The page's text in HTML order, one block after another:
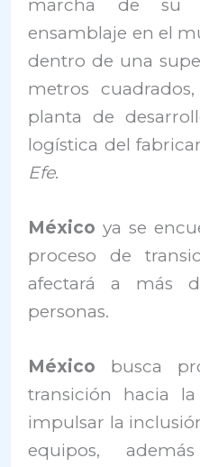
marcha de su
ensamblaje en el
dentro de una
metros
planta de
logística del
Efe.
México ya se
proceso de
afectará a más
personas.
México busca
transición hacia
impulsar la
equipos,